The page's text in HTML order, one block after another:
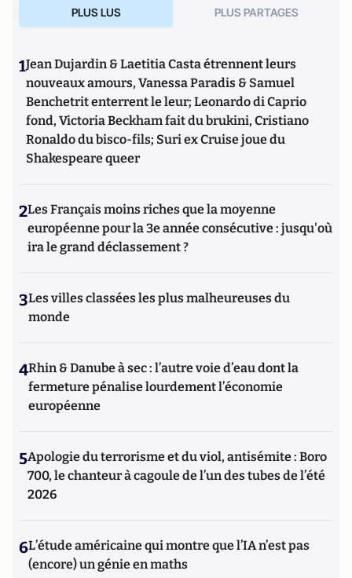
PLUS LUS PLUS PARTAGES
1Jean Dujardin & Laetitia Casta étrennent leurs
nouveaux amours, Vanessa Paradis & Samuel
Benchetrit enterrent le leur; Leonardo di Caprio
fond, Victoria Beckham fait du brukini, Cristiano
Ronaldo du bisco-fils; Suri ex Cruise joue du
Shakespeare queer
2Les Français moins riches que la moyenne
européenne pour la 3e année consécutive : jusqu'où
ira le grand déclassement ?
3Les villes classées les plus malheureuses du
monde
4Rhin & Danube à sec : l’autre voie d’eau dont la
fermeture pénalise lourdement l’économie
européenne
5Apologie du terrorisme et du viol, antisémite : Boro
700, le chanteur à cagoule de l’un des tubes de l’été
2026
6L’étude américaine qui montre que l’IA n’est pas
(encore) un génie en maths